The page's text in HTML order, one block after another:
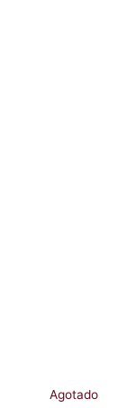
Agotado